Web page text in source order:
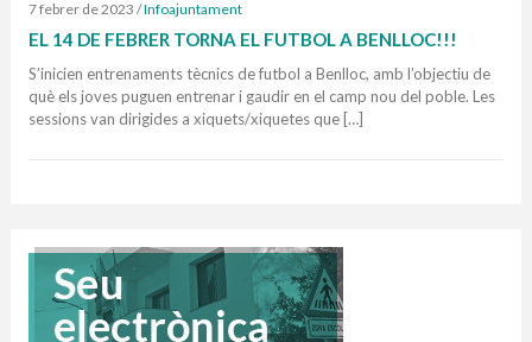
7 febrer de 2023 /Infoajuntament
EL 14 DE FEBRER TORNA EL FUTBOL A BENLLOC!!!
S’inicien entrenaments tècnics de futbol a Benlloc, amb l’objectiu de
què els joves puguen entrenar i gaudir en el camp nou del poble. Les
sessions van dirigides a xiquets/xiquetes que […]